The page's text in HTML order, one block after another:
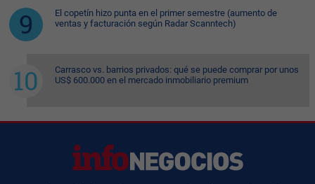
El copetín hizo punta en el primer semestre (aumento de
ventas y facturación según Radar Scanntech)
Carrasco vs. barrios privados: qué se puede comprar por unos
US$ 600.000 en el mercado inmobiliario premium